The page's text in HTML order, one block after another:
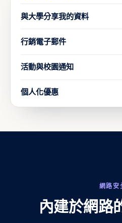
與大學分享我的資料
行銷電子郵件
活動與校園通知
個人化優惠
網路安
內建於網路